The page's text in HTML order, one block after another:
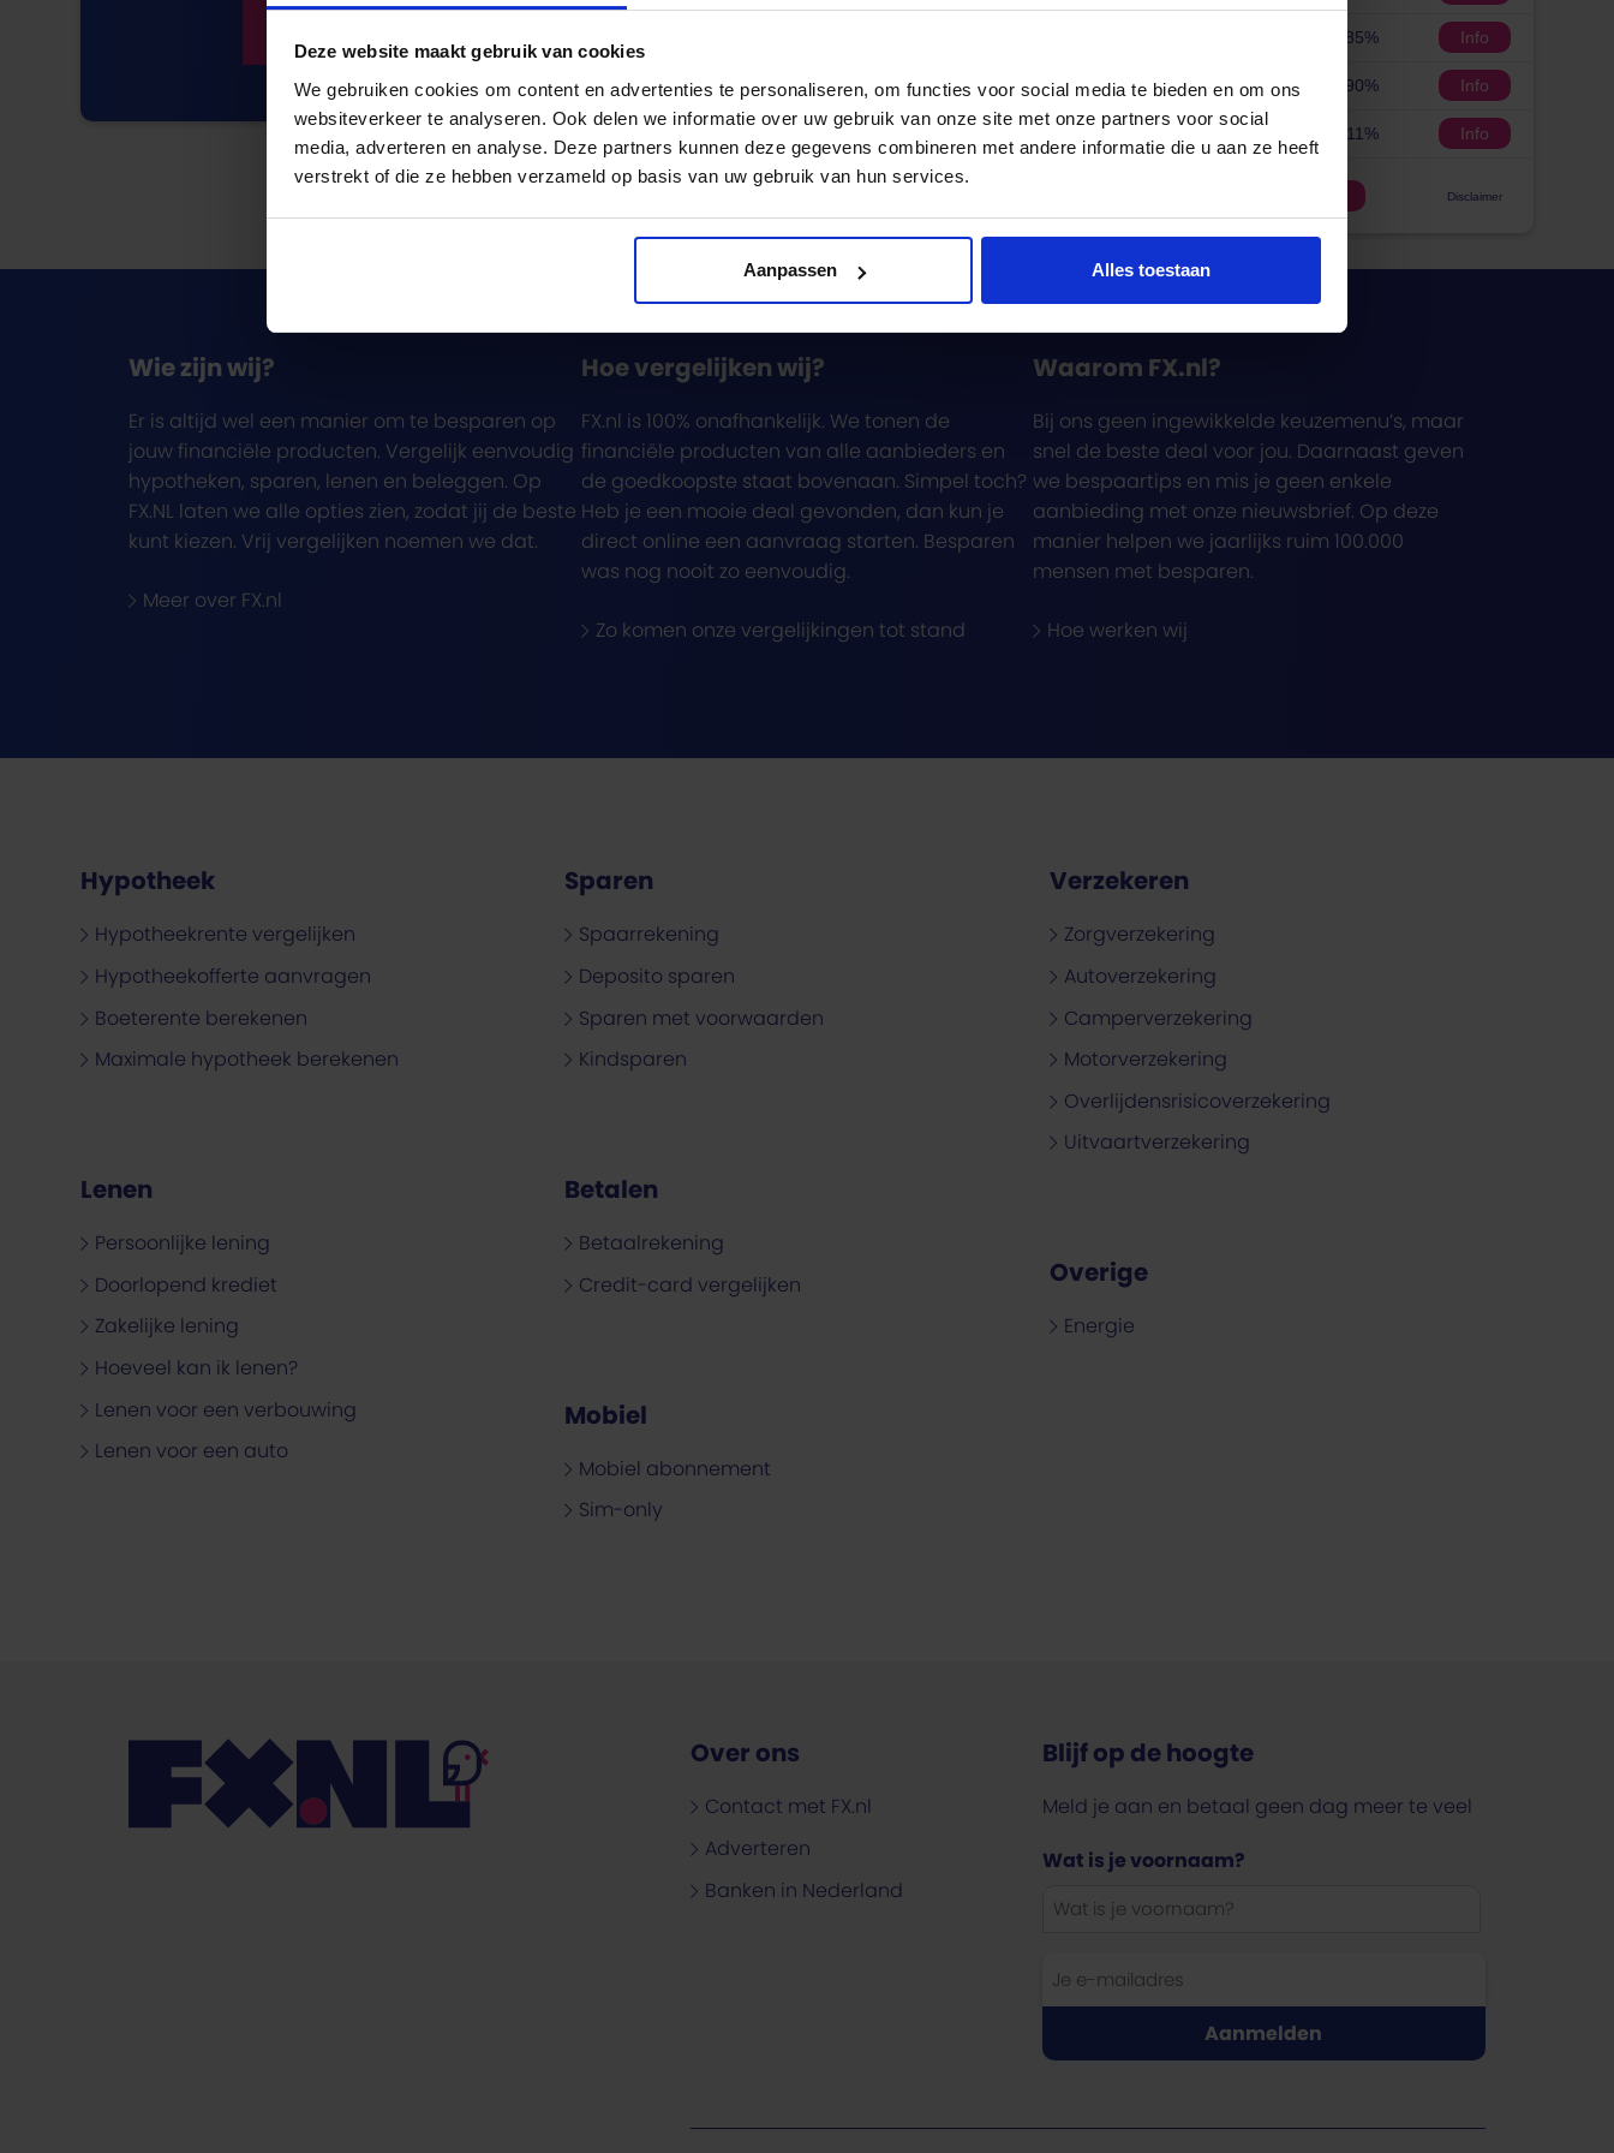
Deze website maakt gebruik van cookies
We gebruiken cookies om content en advertenties te personaliseren, om functies voor social media te bieden en om ons
websiteverkeer te analyseren. Ook delen we informatie over uw gebruik van onze site met onze partners voor social
media, adverteren en analyse. Deze partners kunnen deze gegevens combineren met andere informatie die u aan ze heeft
verstrekt of die ze hebben verzameld op basis van uw gebruik van hun services.
Aanpassen Alles toestaan
3.85% Info
10 jaar vast 3.90% Info
4.11% Info
Disclaimer
Wie zijn wij?
Er is altijd wel een manier om te besparen op
jouw financiële producten. Vergelijk eenvoudig
hypotheken, sparen, lenen en beleggen. Op
FX.NL laten we alle opties zien, zodat jij de beste
kunt kiezen. Vrij vergelijken noemen we dat.
Meer over FX.nl
Hoe vergelijken wij?
FX.nl is 100% onafhankelijk. We tonen de
financiële producten van alle aanbieders en
de goedkoopste staat bovenaan. Simpel toch?
Heb je een mooie deal gevonden, dan kun je
direct online een aanvraag starten. Besparen
was nog nooit zo eenvoudig.
Zo komen onze vergelijkingen tot stand
Waarom FX.nl?
Bij ons geen ingewikkelde keuzemenu’s, maar
snel de beste deal voor jou. Daarnaast geven
we bespaartips en mis je geen enkele
aanbieding met onze nieuwsbrief. Op deze
manier helpen we jaarlijks ruim 100.000
mensen met besparen.
Hoe werken wij
Hypotheek
Hypotheekrente vergelijken
Hypotheekofferte aanvragen
Boeterente berekenen
Maximale hypotheek berekenen
Lenen
Persoonlijke lening
Doorlopend krediet
Zakelijke lening
Hoeveel kan ik lenen?
Lenen voor een verbouwing
Lenen voor een auto
Sparen
Spaarrekening
Deposito sparen
Sparen met voorwaarden
Kindsparen
Betalen
Betaalrekening
Credit-card vergelijken
Mobiel
Mobiel abonnement
Sim-only
Verzekeren
Zorgverzekering
Autoverzekering
Camperverzekering
Motorverzekering
Overlijdensrisicoverzekering
Uitvaartverzekering
Overige
Energie
Over ons
Contact met FX.nl
Adverteren
Banken in Nederland
Blijf op de hoogte
Meld je aan en betaal geen dag meer te veel
Wat is je voornaam?